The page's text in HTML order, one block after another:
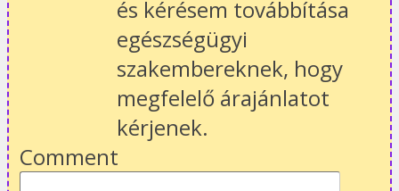
és kérésem továbbítása
egészségügyi
szakembereknek, hogy
megfelelő árajánlatot
kérjenek.
Comment